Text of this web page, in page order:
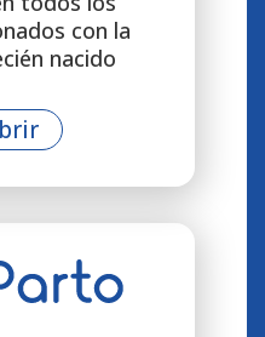
con la
nacido